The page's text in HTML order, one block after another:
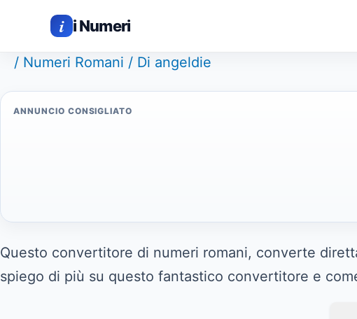
i i Numeri
contenuto
/ Numeri Romani / Di angeldie
ANNUNCIO CONSIGLIATO
Questo convertitore di numeri romani, converte
spiego di più su questo fantastico convertitore e